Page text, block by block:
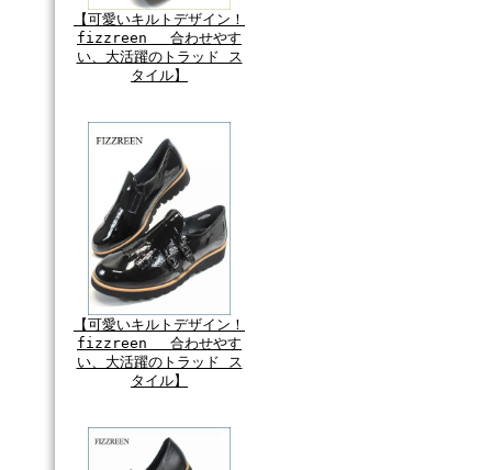
【可愛いキルトデザイン！
fizzreen 合わせやす
い、大活躍のトラッド ス
タイル】
【可愛いキルトデザイン！
fizzreen 合わせやす
い、大活躍のトラッド ス
タイル】